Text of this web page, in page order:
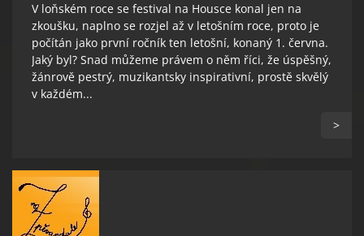
V loňském roce se festival na Housce konal jen na
zkoušku, naplno se rozjel až v letošním roce, proto je
počítán jako první ročník ten letošní, konaný 1. června.
Jaký byl? Snad můžeme právem o něm říci, že úspěšný,
žánrově pestrý, muzikantsky inspirativní, prostě skvělý
v každém...
>